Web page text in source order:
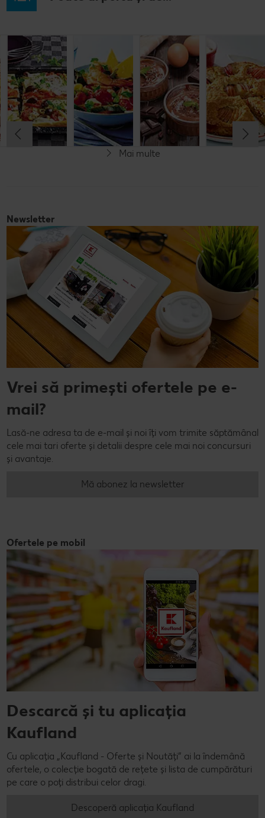
Budincă
italiană de
orez cu salată
de fructe
Cel mult 60 minute
Simplu
Clătite cu
legume și
mozzarella
Cel mult 30 minute
Simplu
Tocană
italienească
de pește
Cel mult 60 minute
Simplu
Cremă la
Cel mult 60 minute
Simplu
Mai multe
Newsletter
Vrei să primești ofertele pe e-
mail?
Lasă-ne adresa ta de e-mail și noi îți vom trimite săptămânal
cele mai tari oferte și detalii despre cele mai noi concursuri
și avantaje.
Mă abonez la newsletter
Ofertele pe mobil
Descarcă și tu aplicația
Kaufland
Cu aplicația „Kaufland - Oferte și Noutăți” ai la îndemână
ofertele, o colecție bogată de rețete și lista de cumpărături
pe care o poți distribui celor dragi.
Descoperă aplicația Kaufland